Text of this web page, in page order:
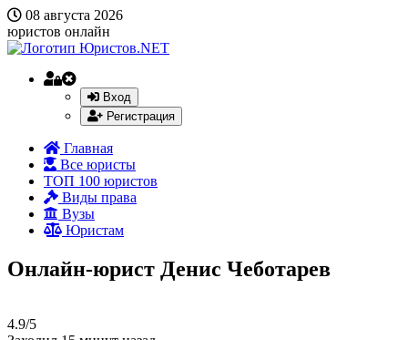
08 августа 2026
юристов онлайн
Вход
Регистрация
Главная
Все юристы
ТОП 100 юристов
Виды права
Вузы
Юристам
Онлайн-юрист Денис Чеботарев
4.9/5